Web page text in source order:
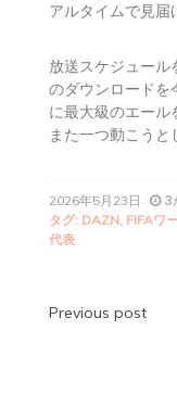
アルタイムで見届
放送スケジュール
のダウンロードを
に最大級のエール
また一つ動こうと
2026年5月23日 3
タグ: DAZN, FIFAワ
代表
投
Previous post